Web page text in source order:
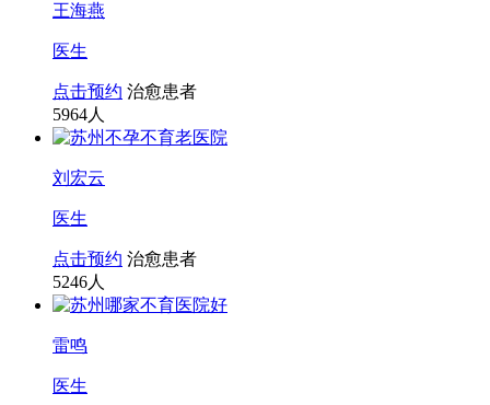
王海燕
医生
点击预约 治愈患者
5964人
刘宏云
医生
点击预约 治愈患者
5246人
雷鸣
医生